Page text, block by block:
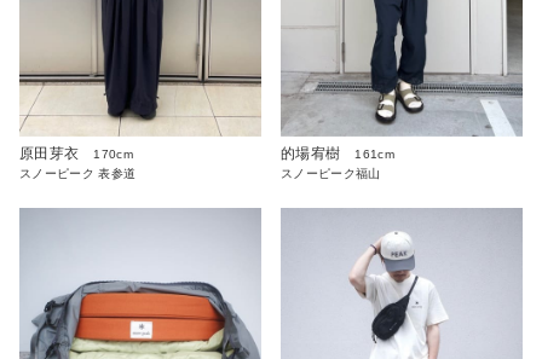
原田芽衣
170cm
スノーピーク 表参道
的場宥樹
161cm
スノーピーク福山